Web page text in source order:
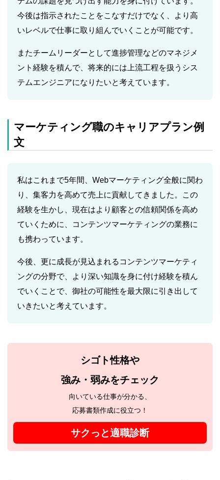
今後は指示されたことをこなすだけでなく、より高
いレベルで仕事に取り組んでいくことが可能です。
またチームリーダーとして進捗管理などのマネジメ
ント経験を積んで、将来的には上流工程を扱うシス
テムエンジニアになりたいと考えています。
マーケティング職のキャリアプラン例
文
私はこれまで5年間、Webマーケティング全般に関わ
り、集客力を高めて売上に貢献してきました。この
経験を生かし、現在はより顧客との信頼関係を高め
ていくために、コンテンツマーケティングの業務に
も携わっています。
今後、更に成長が見込まれるコンテンツマーケティ
ングの分野で、より深い知識を身に付け経験を積ん
でいくことで、御社の可能性を最大限に引き出して
いきたいと考えています。
シゴト性格や
強み・弱みをチェック
向いている仕事が分かる、
応募書類作成に役立つ！
サクっと適職診断